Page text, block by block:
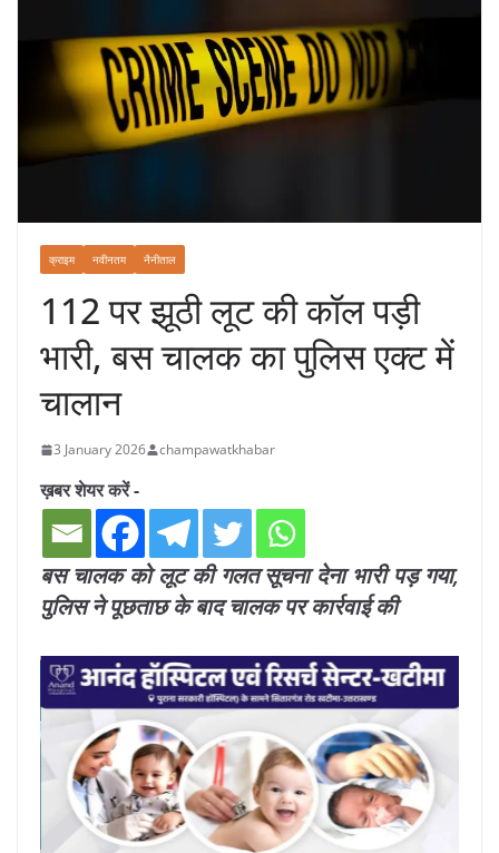
क्राइम नवीनतम नैनीताल
112 पर झूठी लूट की कॉल पड़ी
भारी, बस चालक का पुलिस एक्ट में
चालान
3 January 2026 champawatkhabar
ख़बर शेयर करें -
बस चालक को लूट की गलत सूचना देना भारी पड़ गया,
पुलिस ने पूछताछ के बाद चालक पर कार्रवाई की